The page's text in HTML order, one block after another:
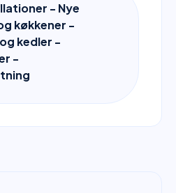
- Nye
køkkener -
kedler -
-